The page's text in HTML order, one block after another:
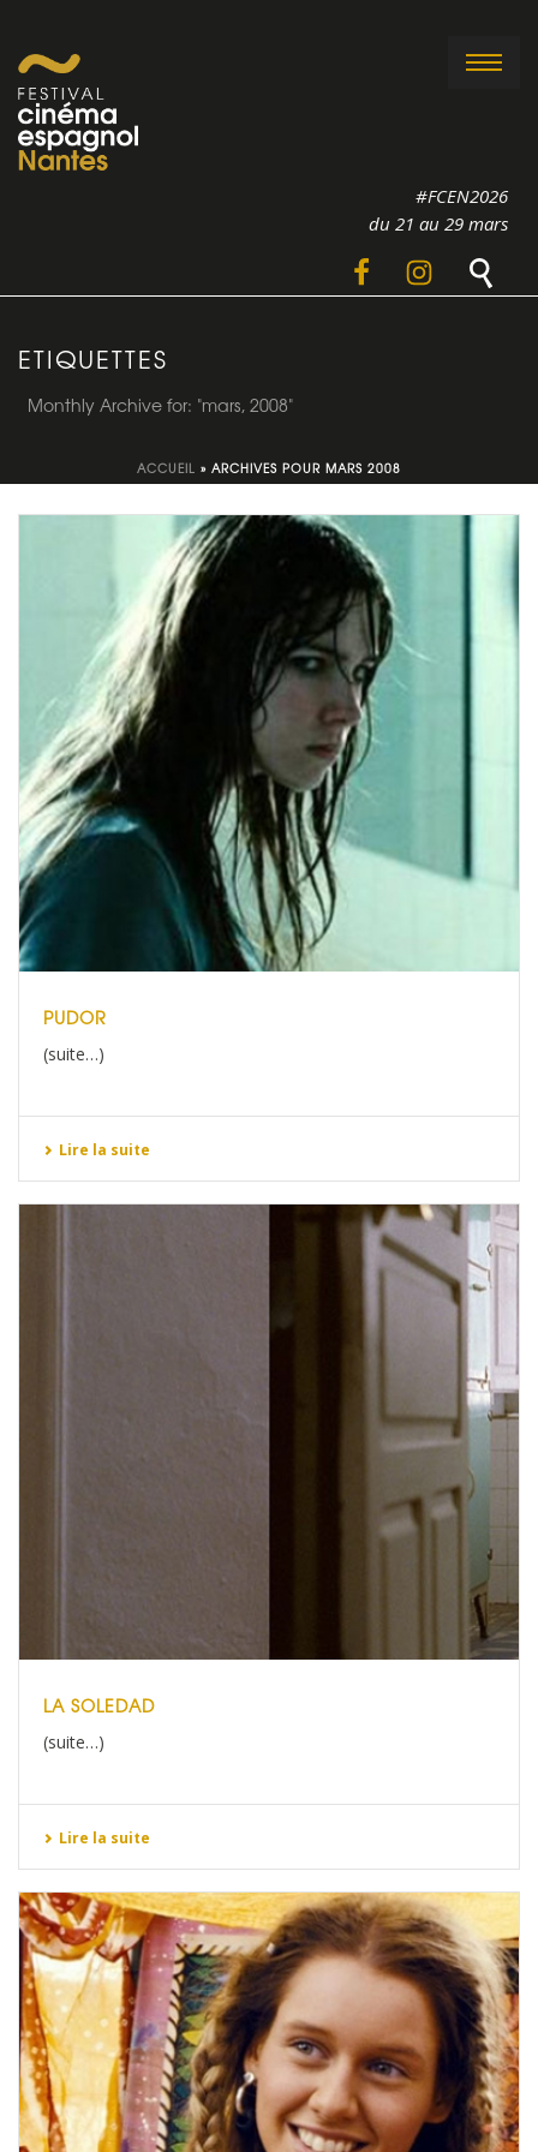
#FCEN2026
du 21 au 29 mars
ETIQUETTES
Monthly Archive for: "mars, 2008"
ACCUEIL » ARCHIVES POUR MARS 2008
PUDOR
(suite…)
Lire la suite
LA SOLEDAD
(suite…)
Lire la suite